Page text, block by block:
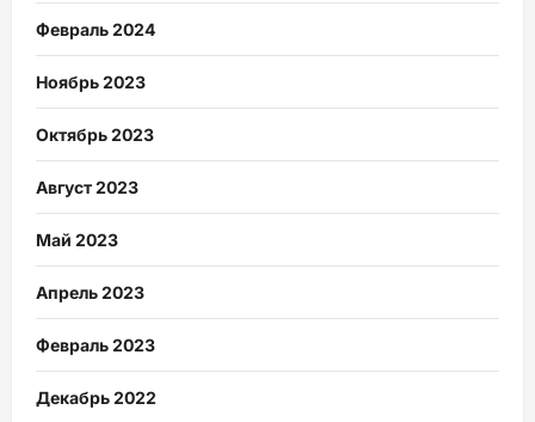
Февраль 2024
Ноябрь 2023
Октябрь 2023
Август 2023
Май 2023
Апрель 2023
Февраль 2023
Декабрь 2022